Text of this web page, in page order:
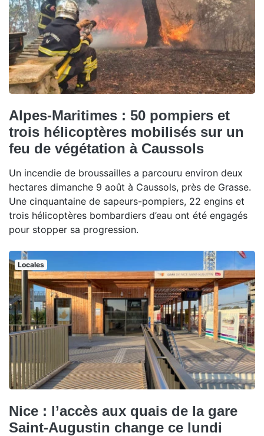
Alpes-Maritimes : 50 pompiers et
trois hélicoptères mobilisés sur un
feu de végétation à Caussols
Un incendie de broussailles a parcouru environ deux
hectares dimanche 9 août à Caussols, près de Grasse.
Une cinquantaine de sapeurs-pompiers, 22 engins et
trois hélicoptères bombardiers d’eau ont été engagés
pour stopper sa progression.
Locales
Nice : l’accès aux quais de la gare
Saint-Augustin change ce lundi